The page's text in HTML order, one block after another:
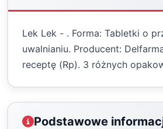
Lek Lek - . Forma: Tabletki o
uwalnianiu. Producent:
receptę (Rp). 3 różnych
Podstawowe